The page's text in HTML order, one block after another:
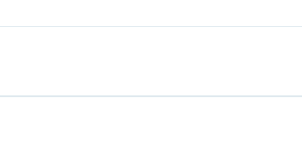
стоматолога, чтобы избежать риска